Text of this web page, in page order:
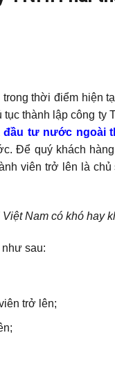
thời điểm hiện
thành lập công ty
đầu tư nước ngoài
Để quý khách
viên trở lên là
Nam có khó hay
sau:
trở lên;